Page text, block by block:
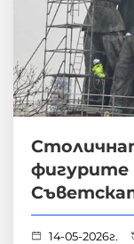
фигурите
14-05-2026г.